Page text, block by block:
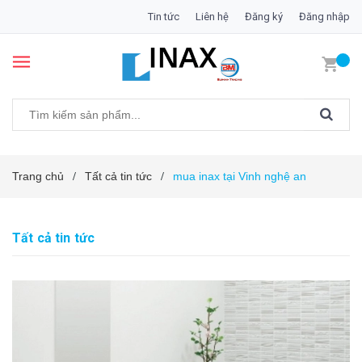
Tin tức Liên hệ Đăng ký Đăng nhập
Trang chủ / Tất cả tin tức / mua inax tại Vinh nghệ an
Tất cả tin tức